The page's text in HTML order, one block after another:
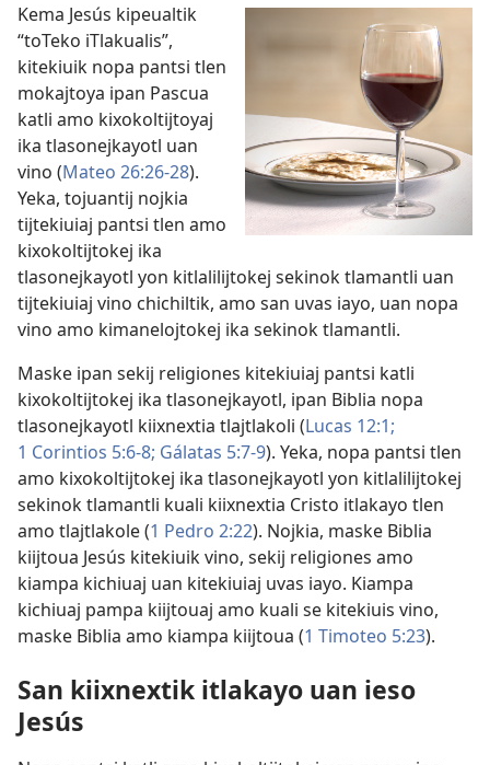
Kema Jesús kipeualtik
“toTeko iTlakualis”,
kitekiuik nopa pantsi tlen
mokajtoya ipan Pascua
katli amo kixokoltijtoyaj
ika tlasonejkayotl uan
vino (Mateo 26:26-​28).
Yeka, tojuantij nojkia
tijtekiuiaj pantsi tlen amo
kixokoltijtokej ika
tlasonejkayotl yon kitlalilijtokej sekinok tlamantli uan
tijtekiuiaj vino chichiltik, amo san uvas iayo, uan nopa
vino amo kimanelojtokej ika sekinok tlamantli.
Maske ipan sekij religiones kitekiuiaj pantsi katli
kixokoltijtokej ika tlasonejkayotl, ipan Biblia nopa
tlasonejkayotl kiixnextia tlajtlakoli (Lucas 12:1;
1 Corintios 5:​6-8; Gálatas 5:​7-9). Yeka, nopa pantsi tlen
amo kixokoltijtokej ika tlasonejkayotl yon kitlalilijtokej
sekinok tlamantli kuali kiixnextia Cristo itlakayo tlen
amo tlajtlakole (1 Pedro 2:​22). Nojkia, maske Biblia
kiijtoua Jesús kitekiuik vino, sekij religiones amo
kiampa kichiuaj uan kitekiuiaj uvas iayo. Kiampa
kichiuaj pampa kiijtouaj amo kuali se kitekiuis vino,
maske Biblia amo kiampa kiijtoua (1 Timoteo 5:​23).
San kiixnextik itlakayo uan ieso
Jesús